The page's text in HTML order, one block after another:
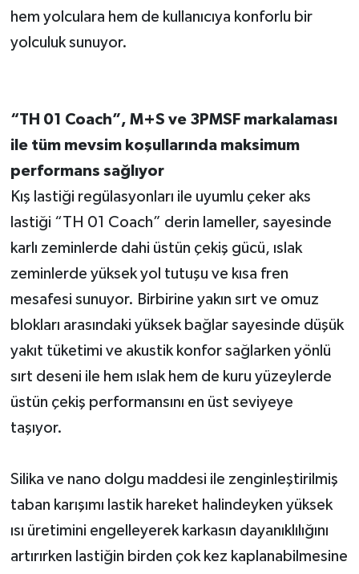
hem yolculara hem de kullanıcıya konforlu bir
yolculuk sunuyor.
“TH 01 Coach”, M+S ve 3PMSF markalaması
ile tüm mevsim koşullarında maksimum
performans sağlıyor
Kış lastiği regülasyonları ile uyumlu çeker aks
lastiği “TH 01 Coach” derin lameller, sayesinde
karlı zeminlerde dahi üstün çekiş gücü, ıslak
zeminlerde yüksek yol tutuşu ve kısa fren
mesafesi sunuyor. Birbirine yakın sırt ve omuz
blokları arasındaki yüksek bağlar sayesinde düşük
yakıt tüketimi ve akustik konfor sağlarken yönlü
sırt deseni ile hem ıslak hem de kuru yüzeylerde
üstün çekiş performansını en üst seviyeye
taşıyor.
Silika ve nano dolgu maddesi ile zenginleştirilmiş
taban karışımı lastik hareket halindeyken yüksek
ısı üretimini engelleyerek karkasın dayanıklılığını
artırırken lastiğin birden çok kez kaplanabilmesine